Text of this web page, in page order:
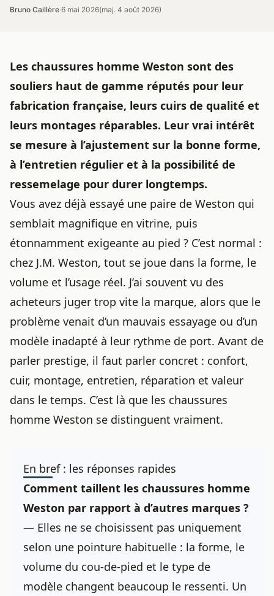
Bruno Caillère·6 mai 2026(maj. 4 août 2026)
Les chaussures homme Weston sont des
souliers haut de gamme réputés pour leur
fabrication française, leurs cuirs de qualité et
leurs montages réparables. Leur vrai intérêt
se mesure à l’ajustement sur la bonne forme,
à l’entretien régulier et à la possibilité de
ressemelage pour durer longtemps.
Vous avez déjà essayé une paire de Weston qui
semblait magnifique en vitrine, puis
étonnamment exigeante au pied ? C’est normal :
chez J.M. Weston, tout se joue dans la forme, le
volume et l’usage réel. J’ai souvent vu des
acheteurs juger trop vite la marque, alors que le
problème venait d’un mauvais essayage ou d’un
modèle inadapté à leur rythme de port. Avant de
parler prestige, il faut parler concret : confort,
cuir, montage, entretien, réparation et valeur
dans le temps. C’est là que les chaussures
homme Weston se distinguent vraiment.
En bref : les réponses rapides
Comment taillent les chaussures homme
Weston par rapport à d’autres marques ?
— Elles ne se choisissent pas uniquement
selon une pointure habituelle : la forme, le
volume du cou-de-pied et le type de
modèle changent beaucoup le ressenti. Un